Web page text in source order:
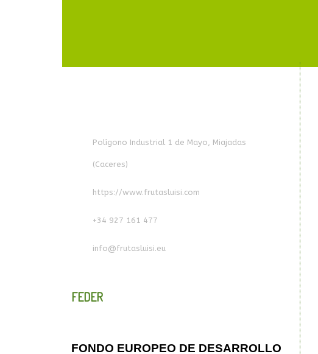
Polígono Industrial 1 de Mayo, Miajadas
(Caceres)
https://www.frutasluisi.com
+34 927 161 477
info@frutasluisi.eu
FEDER
FONDO EUROPEO DE DESARROLLO